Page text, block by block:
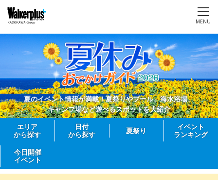
MENU
夏のイベント情報が満載！夏祭りやプール、海水浴場、
キャンプ場など遊べるスポットを大紹介
エリア
から探す
日付
から探す
夏祭り
イベント
ランキング
今日開催
イベント